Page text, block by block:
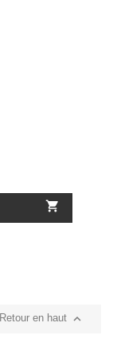

Retour en haut 